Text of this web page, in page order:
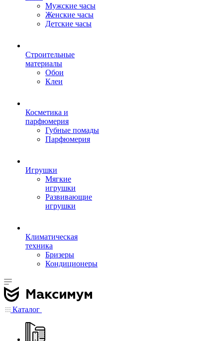
Мужские часы
Женские часы
Детские часы
Строительные
материалы
Обои
Клеи
Косметика и
парфюмерия
Губные помады
Парфюмерия
Игрушки
Мягкие
игрушки
Развивающие
игрушки
Климатическая
техника
Бризеры
Кондиционеры
Каталог